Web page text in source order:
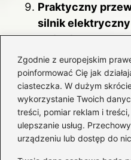
Zgodnie z europejskim
poinformować Cię jak
ciasteczka. W dużym
wykorzystanie Twoich
treści, pomiar reklam i
ulepszanie usług.
urządzeniu lub dostęp do
Praktyczny
silnik
po kroku
Jak skutecznie
w silniku –
Koszty eksploatacji